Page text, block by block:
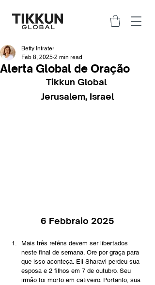
Alerta Global de Oração
Betty Intrater
Feb 8, 2025 2 min read
Tikkun Global
Jerusalem, Israel
6 Febbraio 2025
Mais três reféns devem ser libertados
neste final de semana. Ore por graça para
que isso aconteça. Eli Sharavi perdeu sua
esposa e 2 filhos em 7 de outubro. Seu
irmão foi morto em cativeiro. Portanto, sua